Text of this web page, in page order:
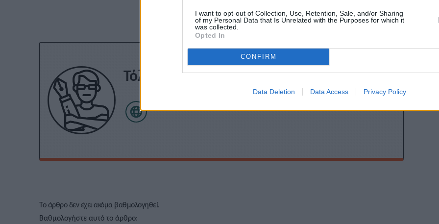
I want to opt-out of Collection, Use, Retention, Sale, and/or Sharing
of my Personal Data that Is Unrelated with the Purposes for which it
was collected.
Opted In
CONFIRM
Data Deletion Data Access Privacy Policy
Τόλης Λελεκίδης
Το άρθρο δεν έχει ακόμα βαθμολογηθεί.
Βαθμολογήστε αυτό το άρθρο: